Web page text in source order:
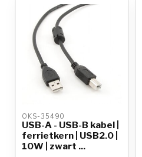
OKS-35490
USB-A - USB-B kabel |
ferrietkern | USB2.0 |
10W | zwart ...